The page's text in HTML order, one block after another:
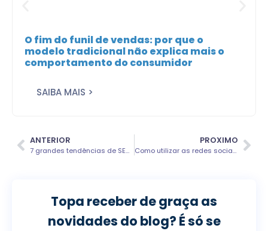
O fim do funil de vendas: por que o
modelo tradicional não explica mais o
comportamento do consumidor
SAIBA MAIS >
ANTERIOR
7 grandes tendências de SEO para 2023
PROXIMO
Como utilizar as redes sociais a favor do seu e-commerce
Topa receber de graça as
novidades do blog? É só se